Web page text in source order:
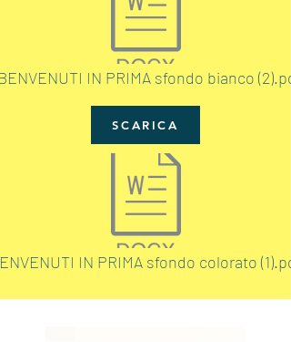
IN PRIMA sfondo bianco (2).pdf
SCARICA
IN PRIMA sfondo colorato (1).pdf